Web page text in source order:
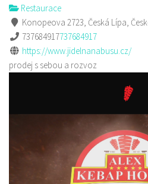
Restaurace
Konopeova 2723, Česká Lípa,
737684917737684917
https://www.jidelnanabusu.cz/
prodej s sebou a rozvoz